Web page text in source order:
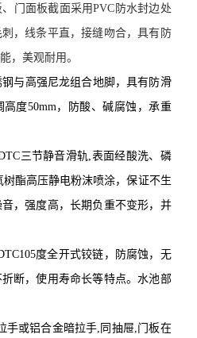
门面板截面采用PVC 防水封边处
，线条平直，接缝吻合，具有防
，美观耐用。
钢与高强尼龙组合地脚，具有防滑
高度50mm，防酸、碱腐蚀，承重
三节静音滑轨,表面经酸洗、磷
酯高压静电粉沫喷涂，保证不生
，强度高，长期负重不变形，并
度全开式铰链，防腐蚀，无
断，使用寿命长等特点。水池部
手或铝合金暗拉手, 同抽屉,门板在